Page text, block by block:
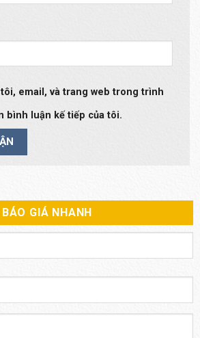
tôi, email, và trang web trong trình
bình luận kế tiếp của tôi.
BÁO GIÁ NHANH